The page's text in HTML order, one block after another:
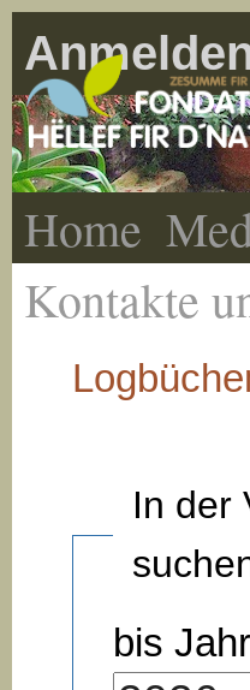
Home
Kontakte
In der
bis